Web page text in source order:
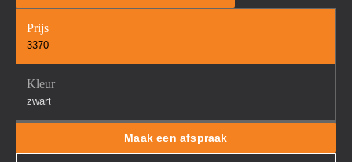
Prijs
3370
Kleur
zwart
Maak een afspraak